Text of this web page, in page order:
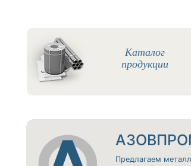
Каталог
продукции
Предлагаем